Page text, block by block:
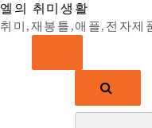
Skip
to
엘의 취미생활
취미,재봉틀,애플,전자제
검